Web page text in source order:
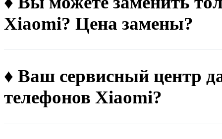
Xiaomi? Цена замены?
♦ Ваш сервисный центр
телефонов Xiaomi?